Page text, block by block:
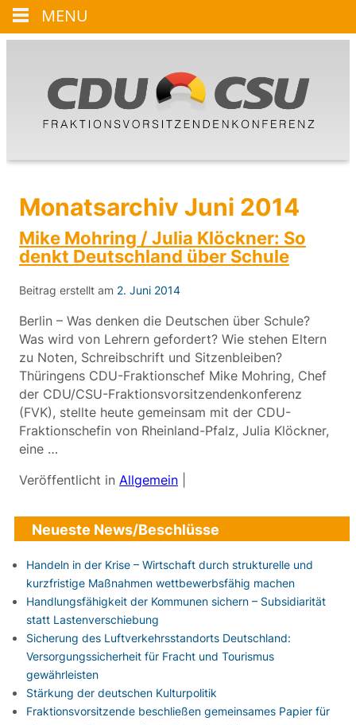
Monatsarchiv Juni 2014
Mike Mohring / Julia Klöckner: So
denkt Deutschland über Schule
Beitrag erstellt am 2. Juni 2014
Berlin – Was denken die Deutschen über Schule?
Was wird von Lehrern gefordert? Wie stehen Eltern
zu Noten, Schreibschrift und Sitzenbleiben?
Thüringens CDU-Fraktionschef Mike Mohring, Chef
der CDU/CSU-Fraktionsvorsitzendenkonferenz
(FVK), stellte heute gemeinsam mit der CDU-
Fraktionschefin von Rheinland-Pfalz, Julia Klöckner,
eine …
Veröffentlicht in Allgemein
Neueste News/Beschlüsse
Handeln in der Krise – Wirtschaft durch strukturelle und
kurzfristige Maßnahmen wettbewerbsfähig machen
Handlungsfähigkeit der Kommunen sichern – Subsidiarität
statt Lastenverschiebung
Sicherung des Luftverkehrsstandorts Deutschland:
Versorgungssicherheit für Fracht und Tourismus
gewährleisten
Stärkung der deutschen Kulturpolitik
Fraktionsvorsitzende beschließen gemeinsames Papier für
MENU